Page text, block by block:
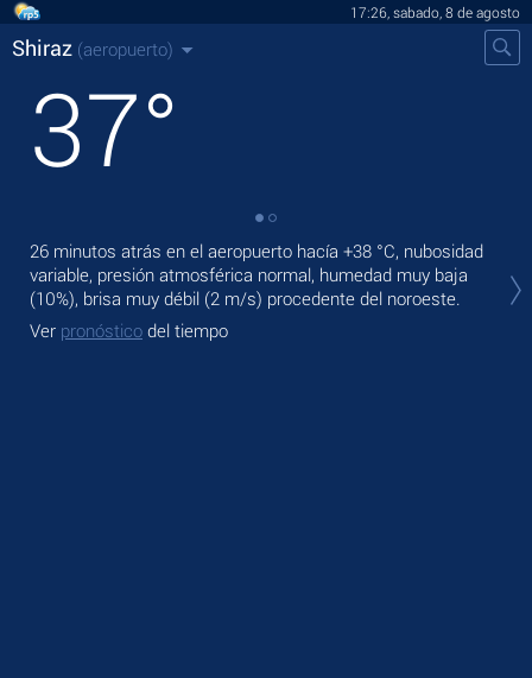
17:26, sabado, 8 de agosto
Shiraz (aeropuerto)
37°
26 minutos atrás en el aeropuerto hacía +38 °C, nubosidad
variable, presión atmosférica normal, humedad muy baja
(10%), brisa muy débil (2 m/s) procedente del noroeste.
Ver pronóstico del tiempo